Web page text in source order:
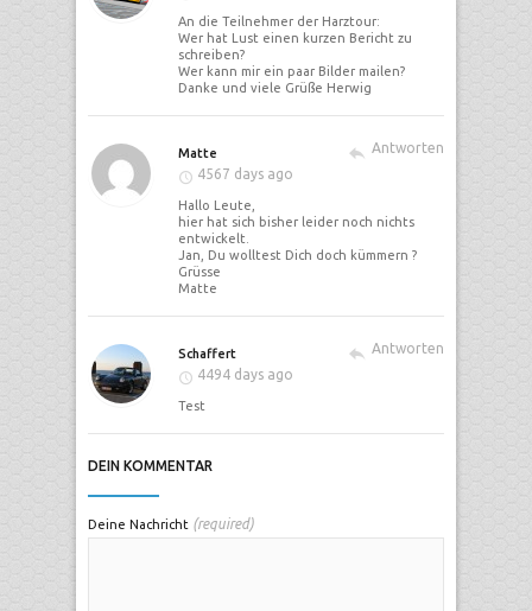
An die Teilnehmer der Harztour:
Wer hat Lust einen kurzen Bericht zu
schreiben?
Wer kann mir ein paar Bilder mailen?
Danke und viele Grüße Herwig
Matte
Antworten
4567 days ago
Hallo Leute,
hier hat sich bisher leider noch nichts
entwickelt.
Jan, Du wolltest Dich doch kümmern ?
Grüsse
Matte
Schaffert
Antworten
4494 days ago
Test
DEIN KOMMENTAR
Deine Nachricht (required)